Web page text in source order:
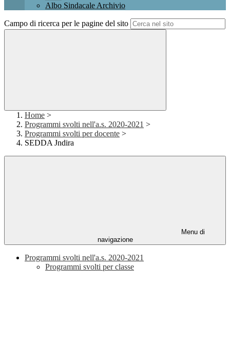
Albo Sindacale Archivio
Campo di ricerca per le pagine del sito
Home >
Programmi svolti nell'a.s. 2020-2021 >
Programmi svolti per docente >
SEDDA Jndira
Menu di
navigazione
Programmi svolti nell'a.s. 2020-2021
Programmi svolti per classe